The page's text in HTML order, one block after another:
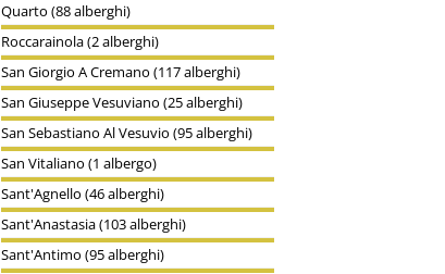
Quarto (88 alberghi)
Roccarainola (2 alberghi)
San Giorgio A Cremano (117 alberghi)
San Giuseppe Vesuviano (25 alberghi)
San Sebastiano Al Vesuvio (95 alberghi)
San Vitaliano (1 albergo)
Sant'Agnello (46 alberghi)
Sant'Anastasia (103 alberghi)
Sant'Antimo (95 alberghi)